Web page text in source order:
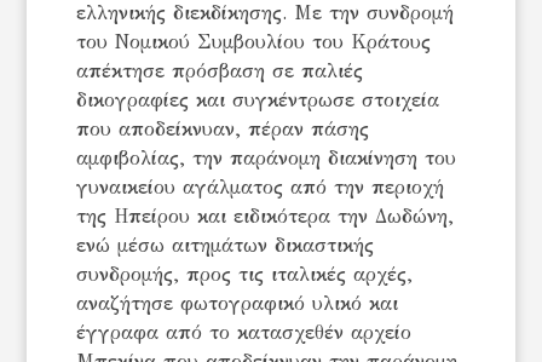
ελληνικής διεκδίκησης. Με την συνδρομή
του Νομικού Συμβουλίου του Κράτους
απέκτησε πρόσβαση σε παλιές
δικογραφίες και συγκέντρωσε στοιχεία
που αποδείκνυαν, πέραν πάσης
αμφιβολίας, την παράνομη διακίνηση του
γυναικείου αγάλματος από την περιοχή
της Ηπείρου και ειδικότερα την Δωδώνη,
ενώ μέσω αιτημάτων δικαστικής
συνδρομής, προς τις ιταλικές αρχές,
αναζήτησε φωτογραφικό υλικό και
έγγραφα από το κατασχεθέν αρχείο